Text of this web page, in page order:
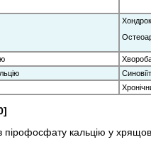
пірофосфату кальцію у